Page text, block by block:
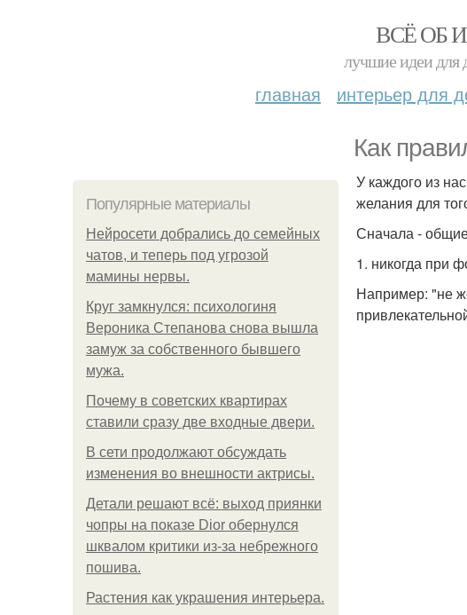
ВСЁ ОБ
лучшие идеи для
главная интерьер для
Как
Популярные материалы
Нейросети добрались до семейных
чатов, и теперь под угрозой
мамины нервы.
Круг замкнулся: психологиня
Вероника Степанова снова вышла
замуж за собственного бывшего
мужа.
Почему в советских квартирах
ставили сразу две входные двери.
В сети продолжают обсуждать
изменения во внешности актрисы.
Детали решают всё: выход приянки
чопры на показе Dior обернулся
шквалом критики из-за небрежного
пошива.
Растения как украшения интерьера.
У каждого из
желания для
Сначала -
1. никогда при
Например: "не